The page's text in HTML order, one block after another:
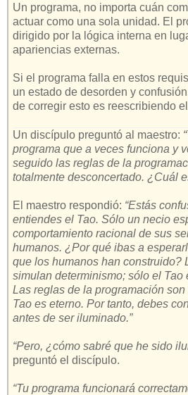
Un programa, no importa cuán
actuar como una sola unidad. El
dirigido por la lógica interna en
apariencias externas.
Si el programa falla en estos
un estado de desorden y
de corregir esto es reescribiendo
Un discípulo preguntó al maestro:
programa que a veces funciona y
seguido las reglas de la
totalmente desconcertado. ¿Cuál
El maestro respondió: “Estás
entiendes el Tao. Sólo un necio
comportamiento racional de sus
humanos. ¿Por qué ibas a
que los humanos han construido?
simulan determinismo; sólo el Tao
Las reglas de la programación
Tao es eterno. Por tanto, debes
antes de ser iluminado.”
“Pero, ¿cómo sabré que he sido
preguntó el discípulo.
“Tu programa funcionará